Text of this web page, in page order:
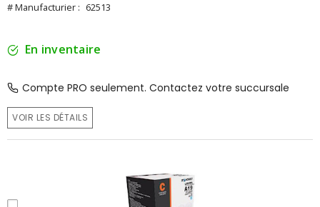
# Manufacturier : 62513
En inventaire
Compte PRO seulement. Contactez votre succursale
VOIR LES DÉTAILS